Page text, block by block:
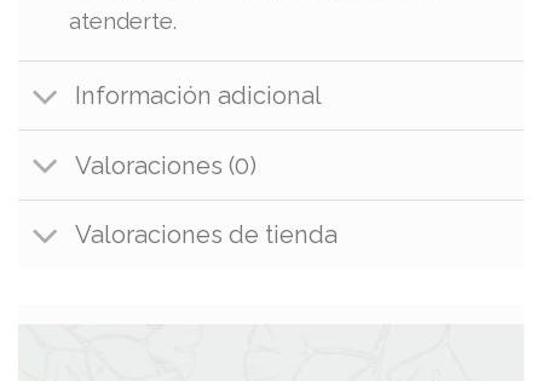
atenderte.
Información adicional
Valoraciones (0)
Valoraciones de tienda